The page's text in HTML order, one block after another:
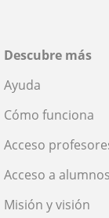
Descubre más
Ayuda
Cómo funciona
Acceso
Acceso a alumnos
Misión y visión